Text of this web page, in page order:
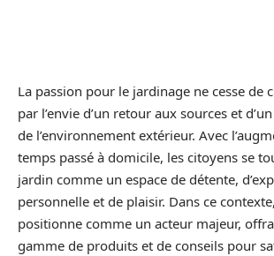
La passion pour le jardinage ne cesse de
par l’envie d’un retour aux sources et
de l’environnement extérieur. Avec
temps passé à domicile, les citoyens se
jardin comme un espace de détente,
personnelle et de plaisir. Dans ce contexte,
positionne comme un acteur majeur,
gamme de produits et de conseils pour